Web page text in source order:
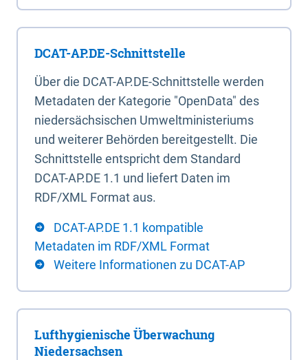
DCAT-AP.DE-Schnittstelle
Über die DCAT-AP.DE-Schnittstelle werden
Metadaten der Kategorie "OpenData" des
niedersächsischen Umweltministeriums
und weiterer Behörden bereitgestellt. Die
Schnittstelle entspricht dem Standard
DCAT-AP.DE 1.1 und liefert Daten im
RDF/XML Format aus.
DCAT-AP.DE 1.1 kompatible
Metadaten im RDF/XML Format
Weitere Informationen zu DCAT-AP
Lufthygienische Überwachung
Niedersachsen